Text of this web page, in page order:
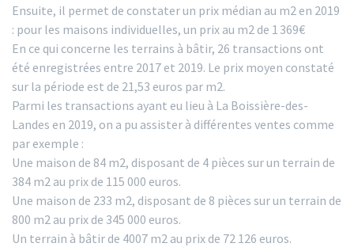
Ensuite, il permet de constater un prix médian au m2 en 2019
: pour les maisons individuelles, un prix au m2 de 1 369€
En ce qui concerne les terrains à bâtir, 26 transactions ont
été enregistrées entre 2017 et 2019. Le prix moyen constaté
sur la période est de 21,53 euros par m2.
Parmi les transactions ayant eu lieu à La Boissière-des-
Landes en 2019, on a pu assister à différentes ventes comme
par exemple :
Une maison de 84 m2, disposant de 4 pièces sur un terrain de
384 m2 au prix de 115 000 euros.
Une maison de 233 m2, disposant de 8 pièces sur un terrain de
800 m2 au prix de 345 000 euros.
Un terrain à bâtir de 4007 m2 au prix de 72 126 euros.